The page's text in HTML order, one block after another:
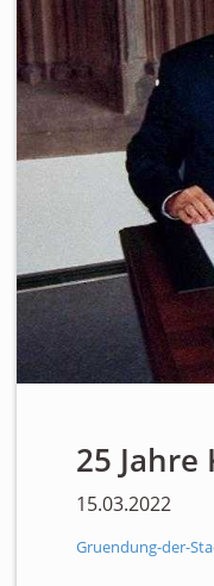
25
15.03.2022
Gruendung-der-